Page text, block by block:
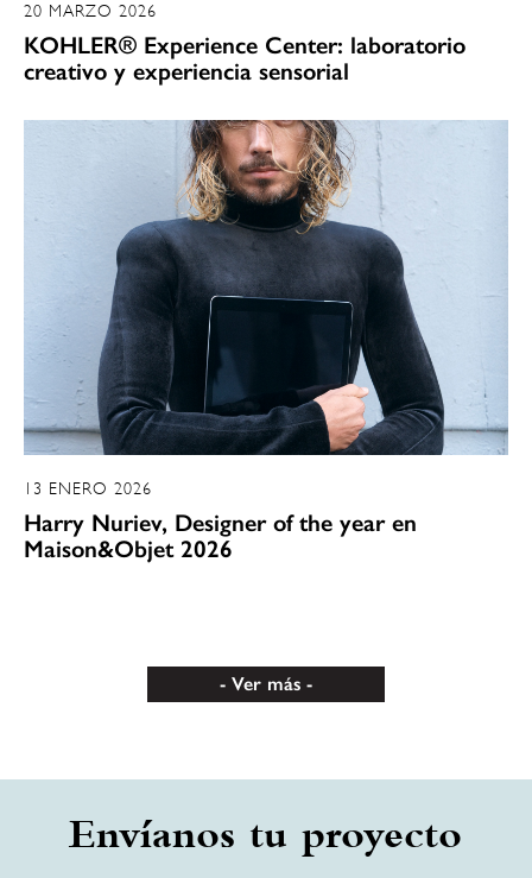
20 MARZO 2026
KOHLER® Experience Center: laboratorio
creativo y experiencia sensorial
13 ENERO 2026
Harry Nuriev, Designer of the year en
Maison&Objet 2026
Ver más
Envíanos tu proyecto